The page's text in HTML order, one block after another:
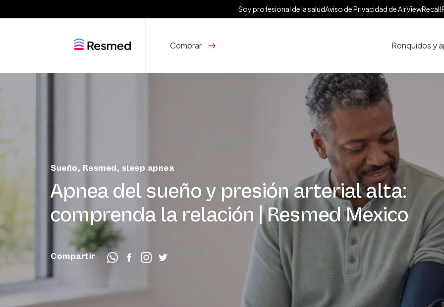
Soy profesional de la saludAviso de Privacidad de AirViewRecall
Comprar Ronquidos y
Sueño, Resmed, sleep apnea
Apnea del sueño y presión arterial alta:
comprenda la relación | Resmed Mexico
Compartir